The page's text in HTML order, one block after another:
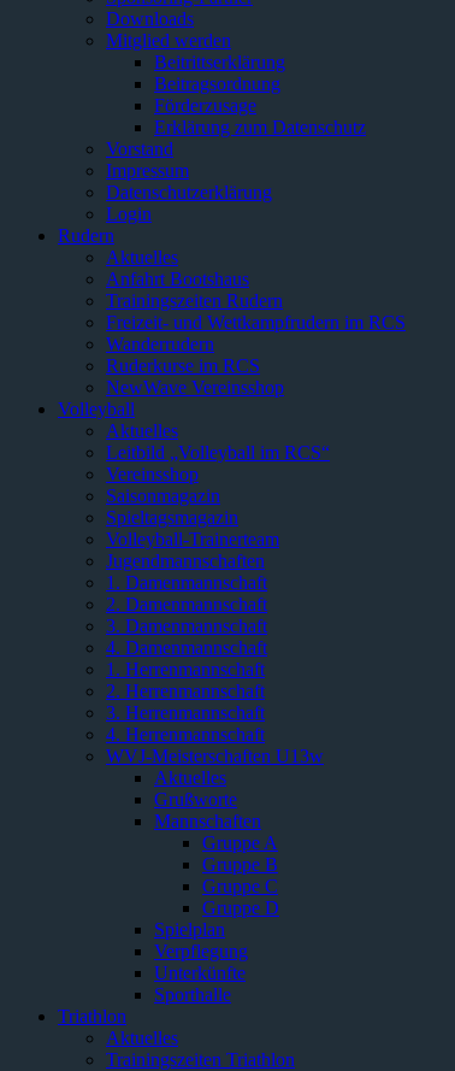
Downloads
Mitglied werden
Beitrittserklärung
Beitragsordnung
Förderzusage
Erklärung zum Datenschutz
Vorstand
Impressum
Datenschutzerklärung
Login
Rudern
Aktuelles
Anfahrt Bootshaus
Trainingszeiten Rudern
Freizeit- und Wettkampfrudern im RCS
Wanderrudern
Ruderkurse im RCS
NewWave Vereinsshop
Volleyball
Aktuelles
Leitbild „Volleyball im RCS“
Vereinsshop
Saisonmagazin
Spieltagsmagazin
Volleyball-Trainerteam
Jugendmannschaften
1. Damenmannschaft
2. Damenmannschaft
3. Damenmannschaft
4. Damenmannschaft
1. Herrenmannschaft
2. Herrenmannschaft
3. Herrenmannschaft
4. Herrenmannschaft
WVJ-Meisterschaften U13w
Aktuelles
Grußworte
Mannschaften
Gruppe A
Gruppe B
Gruppe C
Gruppe D
Spielplan
Verpflegung
Unterkünfte
Sporthalle
Triathlon
Aktuelles
Trainingszeiten Triathlon